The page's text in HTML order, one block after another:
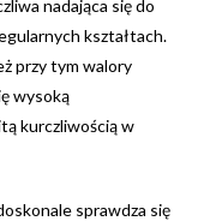
nadająca się do
kształtach.
przy tym walory
wysoką
kurczliwością w
sprawdza się